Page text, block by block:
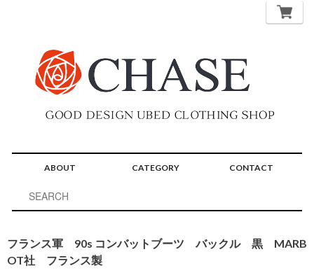
ABOUT CATEGORY CONTACT
フランス軍 90s コンバットブーツ バックル 黒 MARB
OT社 フランス製